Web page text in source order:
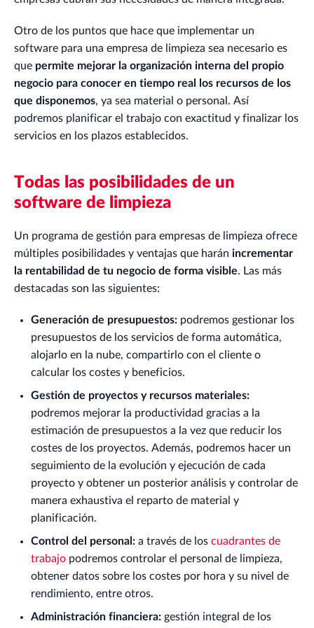
Otro de los puntos que hace que implementar un
software para una empresa de limpieza sea necesario es
que permite mejorar la organización interna del propio
negocio para conocer en tiempo real los recursos de los
que disponemos, ya sea material o personal. Así
podremos planificar el trabajo con exactitud y finalizar los
servicios en los plazos establecidos.
Todas las posibilidades de un
software de limpieza
Un programa de gestión para empresas de limpieza ofrece
múltiples posibilidades y ventajas que harán incrementar
la rentabilidad de tu negocio de forma visible. Las más
destacadas son las siguientes:
Generación de presupuestos: podremos gestionar los
presupuestos de los servicios de forma automática,
alojarlo en la nube, compartirlo con el cliente o
calcular los costes y beneficios.
Gestión de proyectos y recursos materiales:
podremos mejorar la productividad gracias a la
estimación de presupuestos a la vez que reducir los
costes de los proyectos. Además, podremos hacer un
seguimiento de la evolución y ejecución de cada
proyecto y obtener un posterior análisis y controlar de
manera exhaustiva el reparto de material y
planificación.
Control del personal: a través de los cuadrantes de
trabajo podremos controlar el personal de limpieza,
obtener datos sobre los costes por hora y su nivel de
rendimiento, entre otros.
Administración financiera: gestión integral de los